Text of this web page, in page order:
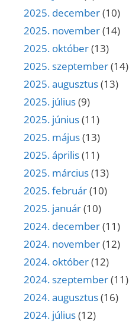
2025. december(10)
2025. november(14)
2025. október(13)
2025. szeptember(14)
2025. augusztus(13)
2025. július(9)
2025. június(11)
2025. május(13)
2025. április(11)
2025. március(13)
2025. február(10)
2025. január(10)
2024. december(11)
2024. november(12)
2024. október(12)
2024. szeptember(11)
2024. augusztus(16)
2024. július(12)